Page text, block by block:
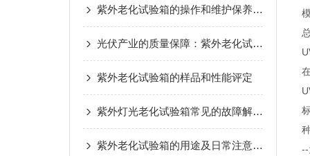
紫外老化试验箱的操作和维护保养介绍
光伏产业的质量保障：紫外老化试验箱的重要作用
紫外老化试验箱的样品和性能评定
紫外灯光老化试验箱常见的故障解决方法介绍
紫外老化试验箱的用途及日常注意事项
--